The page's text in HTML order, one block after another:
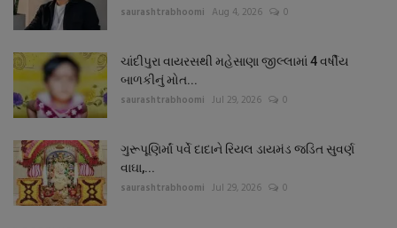
saurashtrabhoomi Aug 4, 2026 0
ચાંદીપુરા વાયરસથી મહેસાણા જીલ્લામાં 4 વર્ષીય
બાળકીનું મોત...
saurashtrabhoomi Jul 29, 2026 0
ગુરૂપૂણિર્માં પર્વે દાદાને રિયલ ડાયમંડ જડિત સુવર્ણ
વાઘા,...
saurashtrabhoomi Jul 29, 2026 0